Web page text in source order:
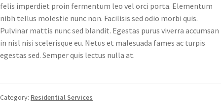
felis imperdiet proin fermentum leo vel orci porta. Elementum
nibh tellus molestie nunc non. Facilisis sed odio morbi quis.
Pulvinar mattis nunc sed blandit. Egestas purus viverra accumsan
in nisl nisi scelerisque eu. Netus et malesuada fames ac turpis
egestas sed. Semper quis lectus nulla at.
Category: Residential Services